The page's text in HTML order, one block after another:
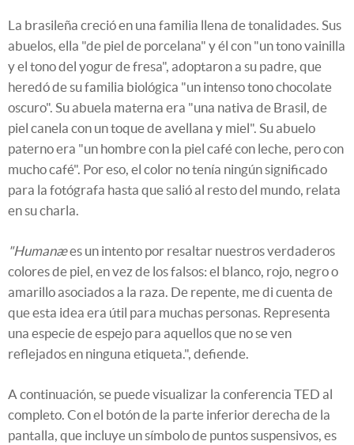
La brasileña creció en una familia llena de tonalidades. Sus
abuelos, ella "de piel de porcelana" y él con "un tono vainilla
y el tono del yogur de fresa", adoptaron a su padre, que
heredó de su familia biológica "un intenso tono chocolate
oscuro". Su abuela materna era "una nativa de Brasil, de
piel canela con un toque de avellana y miel". Su abuelo
paterno era "un hombre con la piel café con leche, pero con
mucho café". Por eso, el color no tenía ningún significado
para la fotógrafa hasta que salió al resto del mundo, relata
en su charla.
"Humanæes un intento por resaltar nuestros verdaderos
colores de piel, en vez de los falsos: el blanco, rojo, negro o
amarillo asociados a la raza. De repente, me di cuenta de
que esta idea era útil para muchas personas. Representa
una especie de espejo para aquellos que no se ven
reflejados en ninguna etiqueta.", defiende.
A continuación, se puede visualizar la conferencia TED al
completo. Con el botón de la parte inferior derecha de la
pantalla, que incluye un símbolo de puntos suspensivos, es